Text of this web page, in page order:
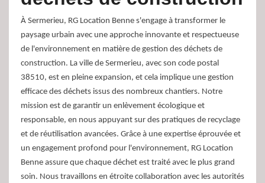
À Sermerieu, RG Location Benne s'engage à transformer le
paysage urbain avec une approche innovante et respectueuse
de l'environnement en matière de gestion des déchets de
construction. La ville de Sermerieu, avec son code postal
38510, est en pleine expansion, et cela implique une gestion
efficace des déchets issus des nombreux chantiers. Notre
mission est de garantir un enlèvement écologique et
responsable, en nous appuyant sur des pratiques de recyclage
et de réutilisation avancées. Grâce à une expertise éprouvée et
un engagement profond pour l'environnement, RG Location
Benne assure que chaque déchet est traité avec le plus grand
soin. Nous travaillons en étroite collaboration avec les autorités